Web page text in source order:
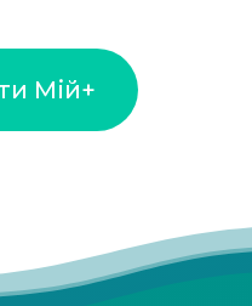
Мій+